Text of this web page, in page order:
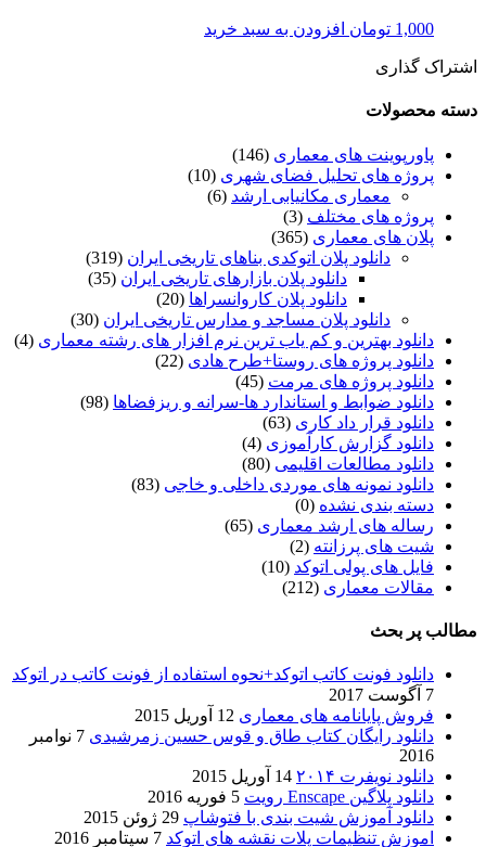
1,000 تومان افزودن به سبد خرید
اشتراک گذاری
دسته محصولات
پاورپوینت های معماری (146)
پروژه های تحلیل فضای شهری (10)
معماری مکانیابی ارشد (6)
پروژه های مختلف (3)
پلان های معماری (365)
دانلود پلان اتوکدی بناهای تاریخی ایران (319)
دانلود پلان بازارهای تاریخی ایران (35)
دانلود پلان کاروانسراها (20)
دانلود پلان مساجد و مدارس تاریخی ایران (30)
دانلود بهترین و کم یاب ترین نرم افزار های رشته معماری (4)
دانلود پروژه های روستا+طرح هادی (22)
دانلود پروژه های مرمت (45)
دانلود ضوابط و استاندارد ها-سرانه و ریزفضاها (98)
دانلود قرار داد کاری (63)
دانلود گزارش کارآموزی (4)
دانلود مطالعات اقلیمی (80)
دانلود نمونه های موردی داخلی و خاجی (83)
دسته بندی نشده (0)
رساله های ارشد معماری (65)
شیت های پرزانته (2)
فایل های پولی اتوکد (10)
مقالات معماری (212)
مطالب پر بحث
دانلود فونت کاتب اتوکد+نحوه استفاده از فونت کاتب در اتوکد
7 آگوست 2017
فروش پایانامه های معماری 12 آوریل 2015
دانلود رایگان کتاب طاق و قوس حسین زمرشیدی
7 نوامبر
2016
دانلود نویفرت ۲۰۱۴
14 آوریل 2015
دانلود پلاگین Enscape رویت
5 فوریه 2016
دانلود آموزش شیت بندی با فتوشاپ 29 ژوئن 2015
اموزش تنظیمات پلات نقشه های اتوکد 7 سپتامبر 2016